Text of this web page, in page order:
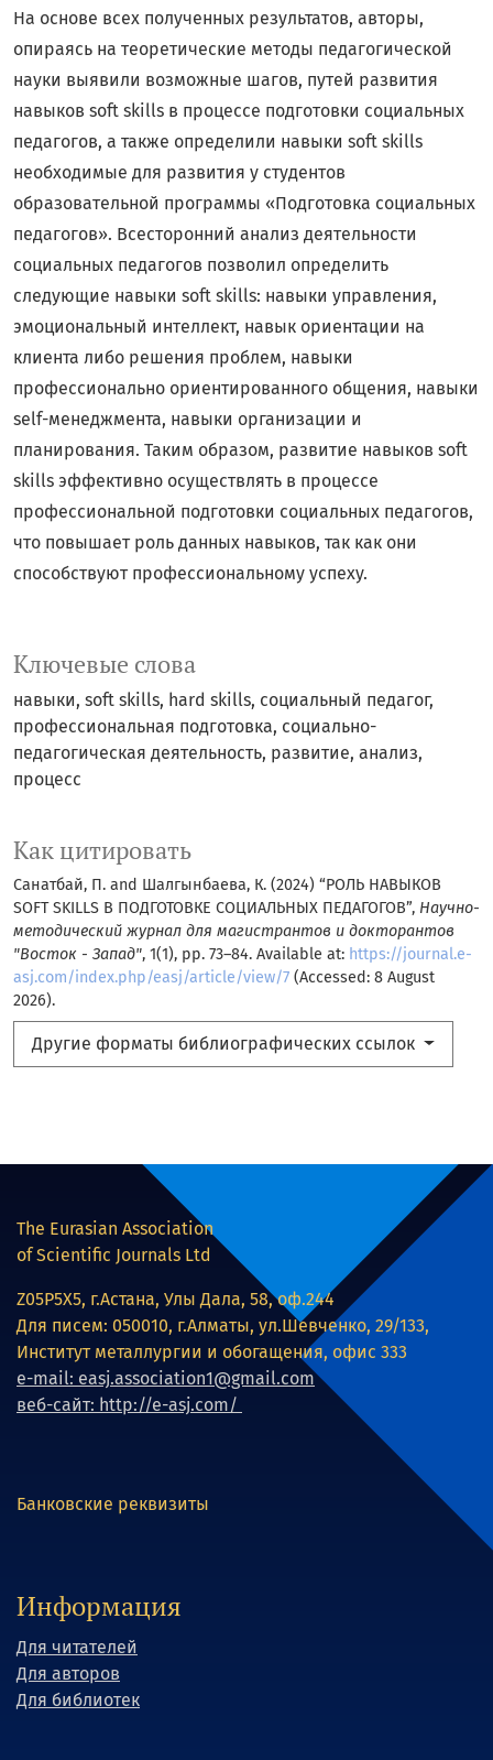
Ключевые слова
навыки, soft skills, hard skills, социальный педагог,
профессиональная подготовка, социально-
педагогическая деятельность, развитие, анализ,
процесс
Как цитировать
Санатбай, П. and Шалгынбаева, К. (2024) “РОЛЬ НАВЫКОВ
SOFT SKILLS В ПОДГОТОВКЕ СОЦИАЛЬНЫХ ПЕДАГОГОВ”, Научно-
методический журнал для магистрантов и докторантов
"Восток - Запад", 1(1), pp. 73–84. Available at: https://journal.e-
asj.com/index.php/easj/article/view/7 (Accessed: 8 August
2026).
Другие форматы библиографических ссылок
На основе всех полученных результатов, авторы,
опираясь на теоретические методы педагогической
науки выявили возможные шагов, путей развития
навыков soft skills в процессе подготовки социальных
педагогов, а также определили навыки soft skills
необходимые для развития у студентов
образовательной программы «Подготовка социальных
педагогов». Всесторонний анализ деятельности
социальных педагогов позволил определить
следующие навыки soft skills: навыки управления,
эмоциональный интеллект, навык ориентации на
клиента либо решения проблем, навыки
профессионально ориентированного общения, навыки
self-менеджмента, навыки организации и
планирования. Таким образом, развитие навыков soft
skills эффективно осуществлять в процессе
профессиональной подготовки социальных педагогов,
что повышает роль данных навыков, так как они
способствуют профессиональному успеху.
The Eurasian Association
of Scientific Journals Ltd
Z05P5X5, г.Астана, Улы Дала, 58, оф.244
Для писем: 050010, г.Алматы, ул.Шевченко, 29/133,
Институт металлургии и обогащения, офис 333
e-mail: easj.association1@gmail.com
веб-сайт: http://e-asj.com/
Банковские реквизиты
Информация
Для читателей
Для авторов
Для библиотек